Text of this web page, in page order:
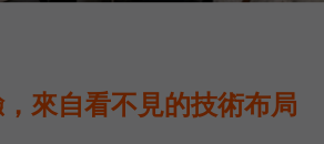
來自看不見的技術布局